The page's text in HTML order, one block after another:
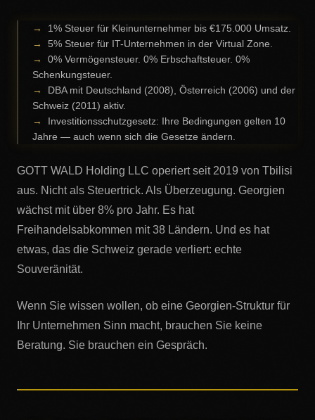
→
1% Steuer für Kleinunternehmer bis €175.000 Umsatz.
→
5% Steuer für IT-Unternehmen in der Virtual Zone.
→
0% Vermögensteuer. 0% Erbschaftsteuer. 0%
Schenkungsteuer.
→
DBA mit Deutschland (2008), Österreich (2006) und der
Schweiz (2011) aktiv.
→
Investitionsschutzgesetz: Ihre Bedingungen gelten 10
Jahre — auch wenn sich die Gesetze ändern.
GOTT WALD Holding LLC operiert seit 2019 von Tbilisi
aus. Nicht als Steuertrick. Als Überzeugung. Georgien
wächst mit über 8% pro Jahr. Es hat
Freihandelsabkommen mit 38 Ländern. Und es hat
etwas, das die Schweiz gerade verliert: echte
Souveränität.
Wenn Sie wissen wollen, ob eine Georgien-Struktur für
Ihr Unternehmen Sinn macht, brauchen Sie keine
Beratung. Sie brauchen ein Gespräch.